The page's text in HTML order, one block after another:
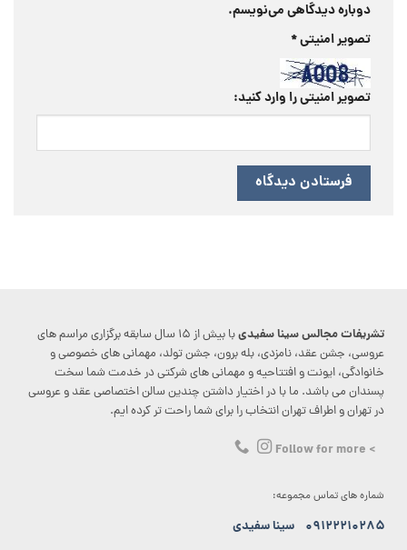
دوباره دیدگاهی می‌نویسم.
تصویر امنیتی*
تصویر امنیتی را وارد کنید:
تشریفات مجالس سینا سفیدی
با بیش از ۱۵ سال سابقه برگزاری مراسم های
عروسی، جشن عقد، نامزدی، بله برون، جشن تولد، مهمانی های خصوصی و
خانوادگی، ایونت و افتتاحیه و مهمانی های شرکتی در خدمت شما سخت
پسندان می باشد. ما با در اختیار داشتن چندین سالن اختصاصی عقد و عروسی
در تهران و اطراف تهران انتخاب را برای شما راحت تر کرده ایم.
> Follow for more
شماره های تماس مجموعه:
۰۹۱۲۲۲۱۰۲۸۵ سینا سفیدی